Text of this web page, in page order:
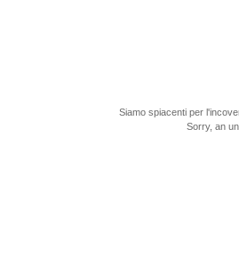
Siamo spiacenti per
Sorry, an